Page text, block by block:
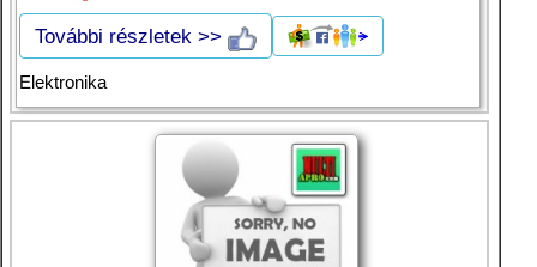
További részletek >>
Elektronika